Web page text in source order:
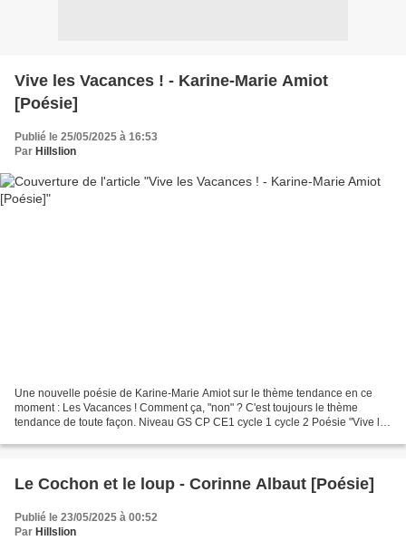
Vive les Vacances ! - Karine-Marie Amiot
[Poésie]
Publié le 25/05/2025 à 16:53
Par Hillslion
Une nouvelle poésie de Karine-Marie Amiot sur le thème tendance en ce
moment : Les Vacances ! Comment ça, "non" ? C'est toujours le thème
tendance de toute façon. Niveau GS CP CE1 cycle 1 cycle 2 Poésie "Vive les
Le Cochon et le loup - Corinne Albaut [Poésie]
Publié le 23/05/2025 à 00:52
Par Hillslion